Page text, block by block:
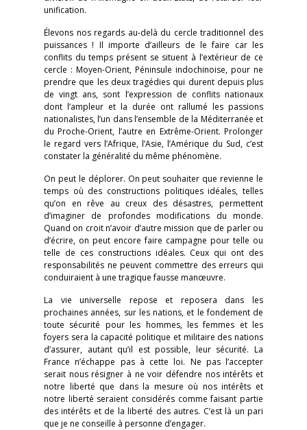
unification.
Élevons nos regards au-delà du cercle traditionnel des
puissances ! Il importe d’ailleurs de le faire car les
conflits du temps présent se situent à l’extérieur de ce
cercle : Moyen-Orient, Péninsule indochinoise, pour ne
prendre que les deux tragédies qui durent depuis plus
de vingt ans, sont l’expression de conflits nationaux
dont l’ampleur et la durée ont rallumé les passions
nationalistes, l’un dans l’ensemble de la Méditerranée et
du Proche-Orient, l’autre en Extrême-Orient. Prolonger
le regard vers l’Afrique, l’Asie, l’Amérique du Sud, c’est
constater la généralité du même phénomène.
On peut le déplorer. On peut souhaiter que revienne le
temps où des constructions politiques idéales, telles
qu’on en rêve au creux des désastres, permettent
d’imaginer de profondes modifications du monde.
Quand on croit n’avoir d’autre mission que de parler ou
d’écrire, on peut encore faire campagne pour telle ou
telle de ces constructions idéales. Ceux qui ont des
responsabilités ne peuvent commettre des erreurs qui
conduiraient à une tragique fausse manœuvre.
La vie universelle repose et reposera dans les
prochaines années, sur les nations, et le fondement de
toute sécurité pour les hommes, les femmes et les
foyers sera la capacité politique et militaire des nations
d’assurer, autant qu’il est possible, leur sécurité. La
France n’échappe pas à cette loi. Ne pas l’accepter
serait nous résigner à ne voir défendre nos intérêts et
notre liberté que dans la mesure où nos intérêts et
notre liberté seraient considérés comme faisant partie
des intérêts et de la liberté des autres. C’est là un pari
que je ne conseille à personne d’engager.